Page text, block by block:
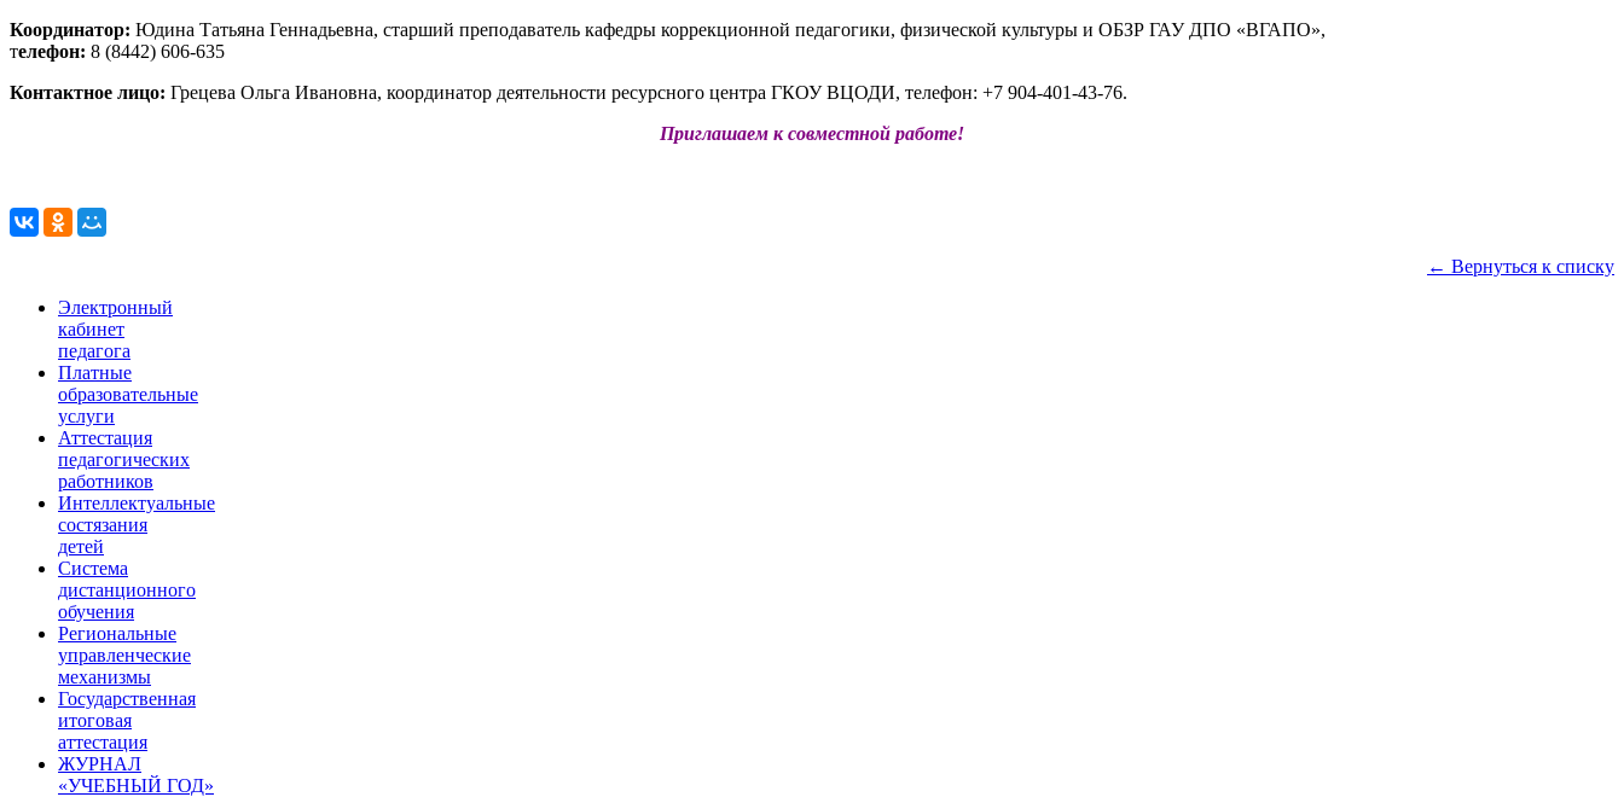
Координатор: Юдина Татьяна Геннадьевна, старший преподаватель кафедры коррекционной педагогики, физической культуры и ОБЗР ГАУ ДПО «ВГАПО»,
телефон: 8 (8442) 606-635
Контактное лицо: Грецева Ольга Ивановна, координатор деятельности ресурсного центра ГКОУ ВЦОДИ, телефон: +7 904-401-43-76.
Приглашаем к совместной работе!
← Вернуться к списку
Электронный
кабинет
педагога
Платные
образовательные
услуги
Аттестация
педагогических
работников
Интеллектуальные
состязания
детей
Система
дистанционного
обучения
Региональные
управленческие
механизмы
Государственная
итоговая
аттестация
ЖУРНАЛ
«УЧЕБНЫЙ ГОД»